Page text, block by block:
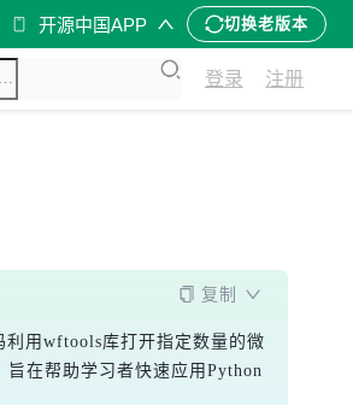
开源中国APP 切换老版本
登录 注册
复制
用wftools库打开指定数量的微
在帮助学习者快速应用Python